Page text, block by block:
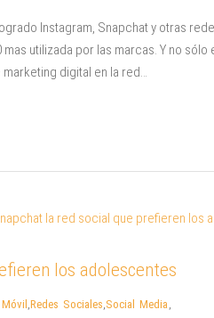
Instagram, Snapchat y otras
utilizada por las marcas. Y no
digital en la red…
los adolescentes
Móvil ,Redes Sociales,Social Media ,